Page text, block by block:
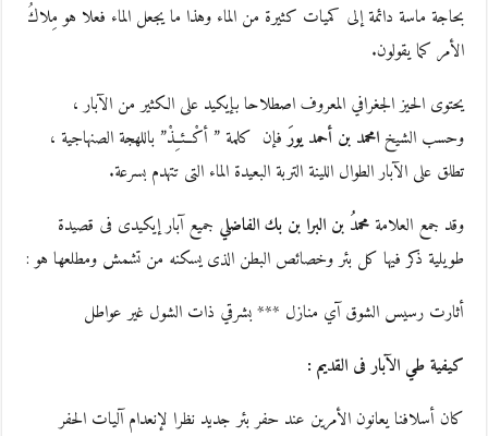
بحاجة ماسة دائمة إلى كميات كثيرة من الماء وهذا ما يجعل الماء فعلا هو مِلاكُ
الأمر كما يقولون.
يحتوى الحيز الجغرافي المعروف اصطلاحا بإيكيد على الكثير من الآبار ،
وحسب الشيخامحمد بن أحمد يورَفإن كلمة ” أكْــئـِـذْ” باللهجة الصنهاجية ،
تطلق على الآبار الطوال اللينة التربة البعيدة الماء التى تتهدم بسرعة.
وقد جمع العلامةمحمدُ بن البرا بن بك الفاضلي جميع آبار إيكيدى فى قصيدة
طويلية ذكر فيها كل بئر وخصائص البطن الذى يسكنه من تشمش ومطلعها هو :
أثارت رسيس الشوق آي منازل *** بشرقي ذات الشول غير عواطل
كيفية طي الآبار فى القديم :
كان أسلافنا يعانون الأمرين عند حفر بئر جديد نظرا لإنعدام آليات الحفر